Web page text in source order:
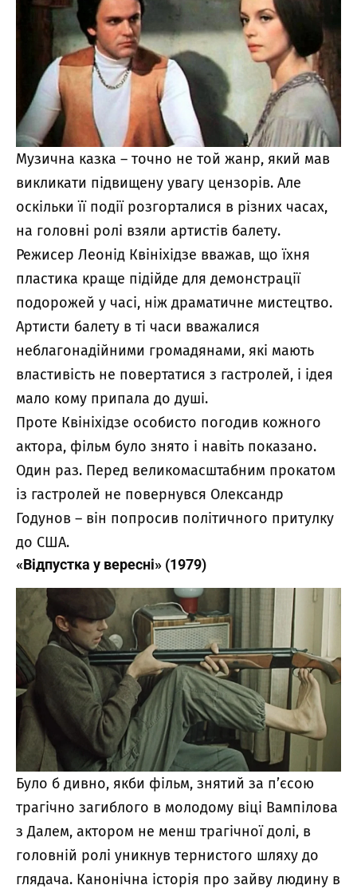
Музична казка – точно не той жанр, який мав
викликати підвищену увагу цензорів. Але
оскільки її події розгорталися в різних часах,
на головні ролі взяли артистів балету.
Режисер Леонід Квініхідзе вважав, що їхня
пластика краще підійде для демонстрації
подорожей у часі, ніж драматичне мистецтво.
Артисти балету в ті часи вважалися
неблагонадійними громадянами, які мають
властивість не повертатися з гастролей, і ідея
мало кому припала до душі.
Проте Квініхідзе особисто погодив кожного
актора, фільм було знято і навіть показано.
Один раз. Перед великомасштабним прокатом
із гастролей не повернувся Олександр
Годунов – він попросив політичного притулку
до США.
«Відпустка у вересні» (1979)
Було б дивно, якби фільм, знятий за п’єсою
трагічно загиблого в молодому віці Вампілова
з Далем, актором не менш трагічної долі, в
головній ролі уникнув тернистого шляху до
глядача. Канонічна історія про зайву людину в